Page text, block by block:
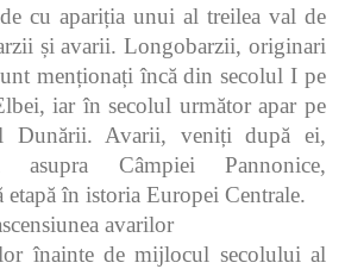
cu apariția unui al treilea val de
și avarii. Longobarzii, originari
menționați încă din secolul I pe
iar în secolul următor apar pe
Dunării. Avarii, veniți după ei,
asupra Câmpiei Pannonice,
în istoria Europei Centrale.
avarilor
înainte de mijlocul secolului al